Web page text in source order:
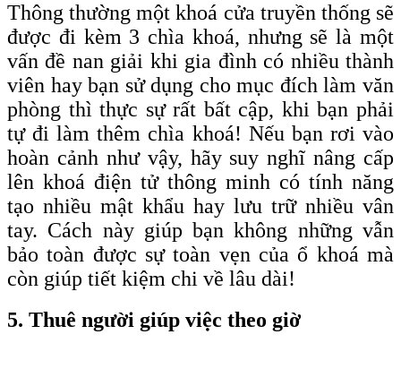
Thông thường một khoá cửa truyền thống sẽ
được đi kèm 3 chìa khoá, nhưng sẽ là một
vấn đề nan giải khi gia đình có nhiều thành
viên hay bạn sử dụng cho mục đích làm văn
phòng thì thực sự rất bất cập, khi bạn phải
tự đi làm thêm chìa khoá! Nếu bạn rơi vào
hoàn cảnh như vậy, hãy suy nghĩ nâng cấp
lên khoá điện tử thông minh có tính năng
tạo nhiều mật khẩu hay lưu trữ nhiều vân
tay. Cách này giúp bạn không những vẫn
bảo toàn được sự toàn vẹn của ổ khoá mà
còn giúp tiết kiệm chi về lâu dài!
5. Thuê người giúp việc theo giờ